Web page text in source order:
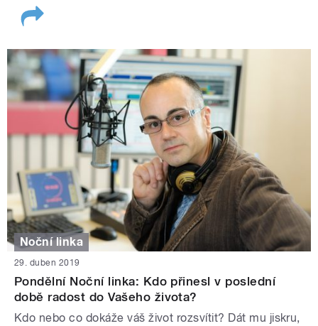
Noční linka
29. duben 2019
Pondělní Noční linka: Kdo přinesl v poslední
době radost do Vašeho života?
Kdo nebo co dokáže váš život rozsvítit? Dát mu jiskru,